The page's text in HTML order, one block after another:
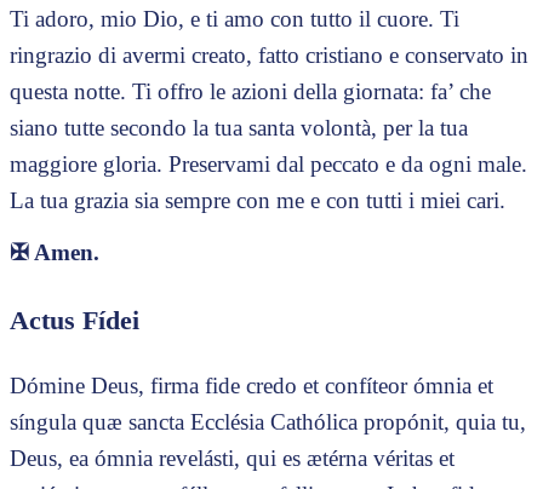
Ti adoro, mio Dio, e ti amo con tutto il cuore. Ti
ringrazio di avermi creato, fatto cristiano e conservato in
questa notte. Ti offro le azioni della giornata: fa’ che
siano tutte secondo la tua santa volontà, per la tua
maggiore gloria. Preservami dal peccato e da ogni male.
La tua grazia sia sempre con me e con tutti i miei cari.
✠Amen.
Actus Fídei
Dómine Deus, firma fide credo et confíteor ómnia et
síngula quæ sancta Ecclésia Cathólica propónit, quia tu,
Deus, ea ómnia revelásti, qui es ætérna véritas et